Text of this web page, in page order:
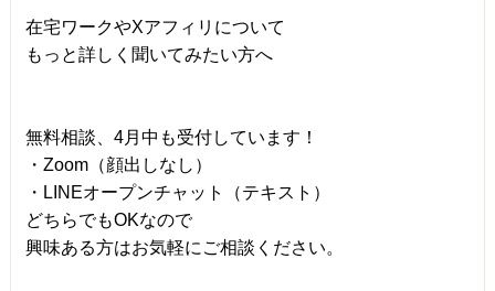
在宅ワークやXアフィリについて
もっと詳しく聞いてみたい方へ
無料相談、4月中も受付しています！
・Zoom（顔出しなし）
・LINEオープンチャット（テキスト）
どちらでもOKなので
興味ある方はお気軽にご相談ください。